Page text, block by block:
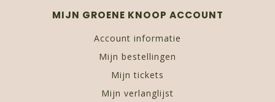
MIJN GROENE KNOOP ACCOUNT
Account informatie
Mijn bestellingen
Mijn tickets
Mijn verlanglijst